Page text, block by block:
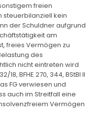
freien
steuerbilanziell kein
der Schuldner aufgrund
am
freies Vermögen zu
des
nicht eintreten wird
18, BFHE 270, 344, BStBl II
FG verwiesen und
auch im Streitfall eine
Vermögen